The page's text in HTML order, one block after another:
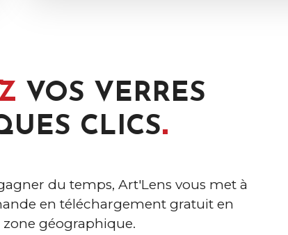
VOS VERRES
CLICS
du temps, Art'Lens vous met à
en téléchargement gratuit en
géographique.